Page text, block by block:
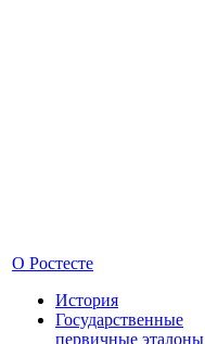
О Ростесте
История
Государственные
первичные эталоны